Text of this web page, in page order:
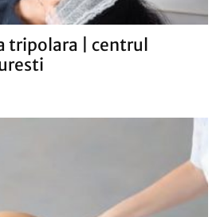
tripolara | centrul